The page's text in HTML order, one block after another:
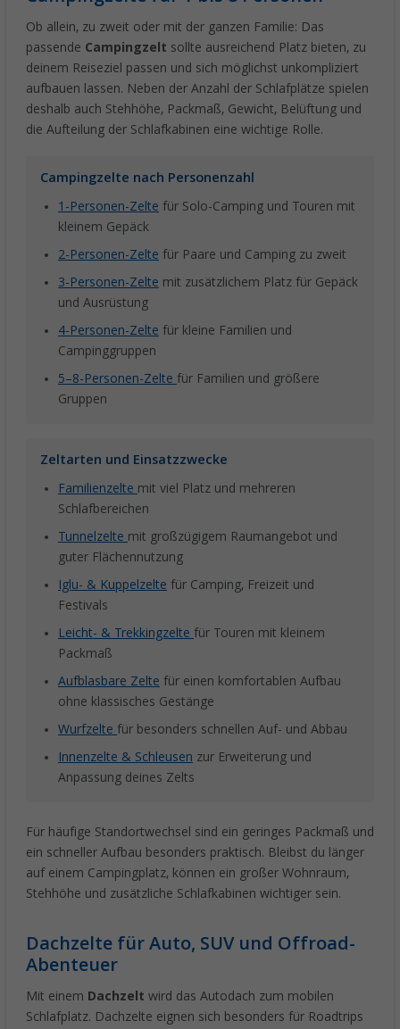
Ob allein, zu zweit oder mit der ganzen Familie: Das
passende Campingzelt sollte ausreichend Platz bieten, zu
deinem Reiseziel passen und sich möglichst unkompliziert
aufbauen lassen. Neben der Anzahl der Schlafplätze spielen
deshalb auch Stehhöhe, Packmaß, Gewicht, Belüftung und
die Aufteilung der Schlafkabinen eine wichtige Rolle.
Campingzelte nach Personenzahl
1-Personen-Zelte für Solo-Camping und Touren mit
kleinem Gepäck
2-Personen-Zelte für Paare und Camping zu zweit
3-Personen-Zelte mit zusätzlichem Platz für Gepäck
und Ausrüstung
4-Personen-Zelte für kleine Familien und
Campinggruppen
5–8-Personen-Zelte für Familien und größere
Gruppen
Zeltarten und Einsatzzwecke
Familienzelte mit viel Platz und mehreren
Schlafbereichen
Tunnelzelte mit großzügigem Raumangebot und
guter Flächennutzung
Iglu- & Kuppelzelte für Camping, Freizeit und
Festivals
Leicht- & Trekkingzelte für Touren mit kleinem
Packmaß
Aufblasbare Zelte für einen komfortablen Aufbau
ohne klassisches Gestänge
Wurfzelte für besonders schnellen Auf- und Abbau
Innenzelte & Schleusen zur Erweiterung und
Anpassung deines Zelts
Für häufige Standortwechsel sind ein geringes Packmaß und
ein schneller Aufbau besonders praktisch. Bleibst du länger
auf einem Campingplatz, können ein großer Wohnraum,
Stehhöhe und zusätzliche Schlafkabinen wichtiger sein.
Dachzelte für Auto, SUV und Offroad-
Abenteuer
Mit einem Dachzelt wird das Autodach zum mobilen
Schlafplatz. Dachzelte eignen sich besonders für Roadtrips